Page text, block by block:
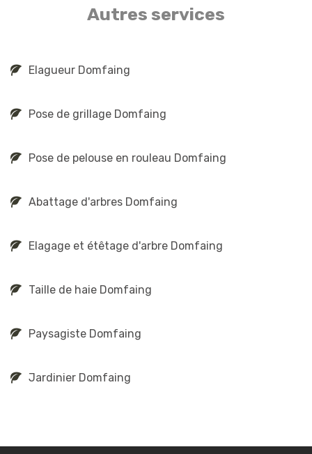
Autres services
Elagueur Domfaing
Pose de grillage Domfaing
Pose de pelouse en rouleau Domfaing
Abattage d'arbres Domfaing
Elagage et étêtage d'arbre Domfaing
Taille de haie Domfaing
Paysagiste Domfaing
Jardinier Domfaing